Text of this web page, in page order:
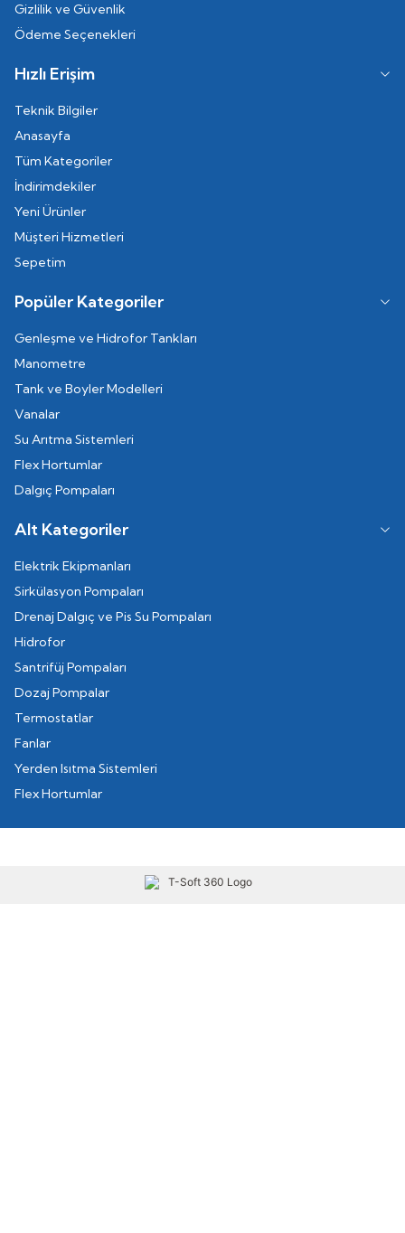
Gizlilik ve Güvenlik
Ödeme Seçenekleri
Hızlı Erişim
Teknik Bilgiler
Anasayfa
Tüm Kategoriler
İndirimdekiler
Yeni Ürünler
Müşteri Hizmetleri
Sepetim
Popüler Kategoriler
Genleşme ve Hidrofor Tankları
Manometre
Tank ve Boyler Modelleri
Vanalar
Su Arıtma Sistemleri
Flex Hortumlar
Dalgıç Pompaları
Alt Kategoriler
Elektrik Ekipmanları
Sirkülasyon Pompaları
Drenaj Dalgıç ve Pis Su Pompaları
Hidrofor
Santrifüj Pompaları
Dozaj Pompalar
Termostatlar
Fanlar
Yerden Isıtma Sistemleri
Flex Hortumlar